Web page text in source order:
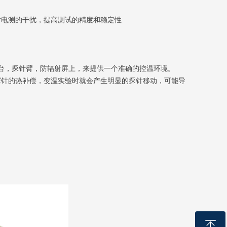
测的干扰，提高测试的精度和稳定性
探针臂，防辐射屏上，来提供一个准确的控温环境。
热补偿，变温实验时就会产生明显的探针移动，可能导